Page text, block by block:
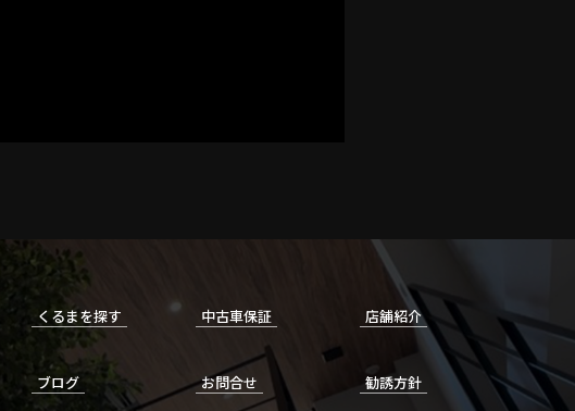
くるまを探す 中古車保証 店舗紹介
ブログ お問合せ 勧誘方針